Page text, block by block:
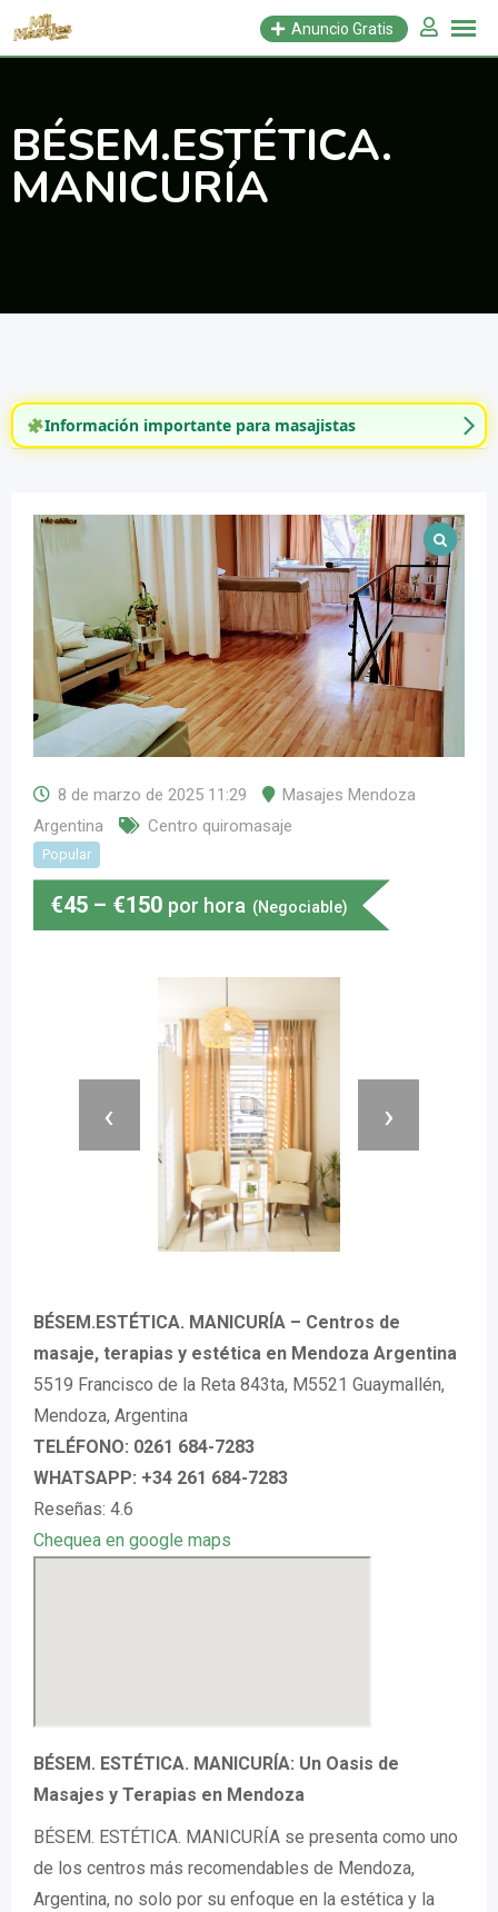
Saltar
Anuncio Gratis
BÉSEM.ESTÉTICA.
MANICURÍA
Información importante para masajistas
8 de marzo de 2025 11:29
Masajes Mendoza
Argentina
Centro quiromasaje
Popular
€45 – €150 por hora (Negociable)
‹ ›
BÉSEM.ESTÉTICA. MANICURÍA – Centros de
masaje, terapias y estética en Mendoza Argentina
5519 Francisco de la Reta 843ta, M5521 Guaymallén,
Mendoza, Argentina
TELÉFONO: 0261 684-7283
WHATSAPP: +34 261 684-7283
Reseñas: 4.6
Chequea en google maps
BÉSEM. ESTÉTICA. MANICURÍA: Un Oasis de
Masajes y Terapias en Mendoza
BÉSEM. ESTÉTICA. MANICURÍA se presenta como uno
de los centros más recomendables de Mendoza,
Argentina, no solo por su enfoque en la estética y la